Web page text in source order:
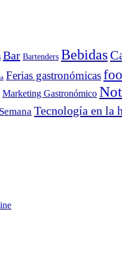
Bar Bartenders Bebidas
Ferias gastronómicas
Marketing Gastronómico
Tecnología en la